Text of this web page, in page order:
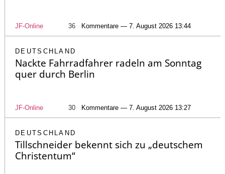
JF-Online 36 Kommentare — 7. August 2026 13:44
DEUTSCHLAND
Nackte Fahrradfahrer radeln am Sonntag
quer durch Berlin
JF-Online 30 Kommentare — 7. August 2026 13:27
DEUTSCHLAND
Tillschneider bekennt sich zu „deutschem
Christentum“